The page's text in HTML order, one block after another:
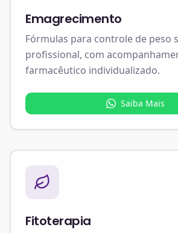
Emagrecimento
Fórmulas para controle de peso
profissional, com
farmacêutico individualizado.
Saiba Mais
Fitoterapia